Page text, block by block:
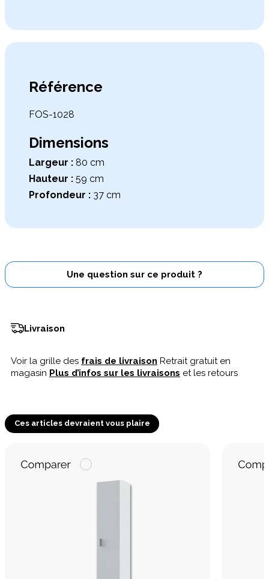
Référence
FOS-1028
Dimensions
Largeur : 80 cm
Hauteur : 59 cm
Profondeur : 37 cm
Une question sur ce produit ?
Livraison
Voir la grille des frais de livraison Retrait gratuit en
magasin Plus d’infos sur les livraisons et les retours
Ces articles devraient vous plaire